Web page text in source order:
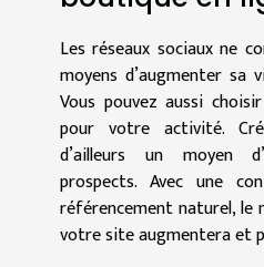
Les réseaux sociaux ne
moyens d’augmenter sa
Vous pouvez aussi
pour votre activité.
d’ailleurs un moyen
prospects. Avec une
référencement naturel, le
votre site augmentera et